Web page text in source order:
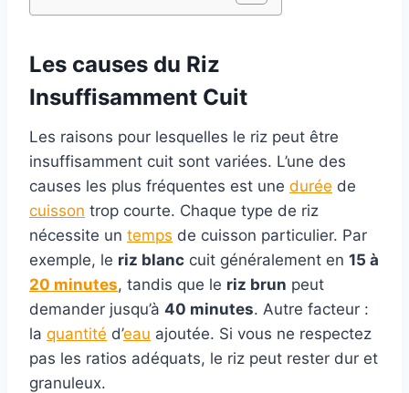
Les causes du Riz
Insuffisamment Cuit
Les raisons pour lesquelles le riz peut être
insuffisamment cuit sont variées. L’une des
causes les plus fréquentes est une durée de
cuisson trop courte. Chaque type de riz
nécessite un temps de cuisson particulier. Par
exemple, le riz blanc cuit généralement en 15 à
20 minutes, tandis que le riz brun peut
demander jusqu’à 40 minutes. Autre facteur :
la quantité d’eau ajoutée. Si vous ne respectez
pas les ratios adéquats, le riz peut rester dur et
granuleux.